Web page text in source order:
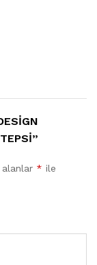
alanlar * ile